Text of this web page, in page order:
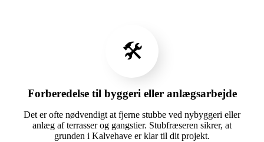
🛠️
Forberedelse til byggeri eller anlægsarbejde
Det er ofte nødvendigt at fjerne stubbe ved nybyggeri eller
anlæg af terrasser og gangstier. Stubfræseren sikrer, at
grunden i Kalvehave er klar til dit projekt.